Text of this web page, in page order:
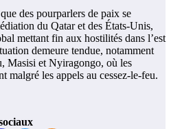
des pourparlers de paix se
du Qatar et des États-Unis,
mettant fin aux hostilités dans l’est
demeure tendue, notamment
Masisi et Nyiragongo, où les
malgré les appels au cessez-le-feu.